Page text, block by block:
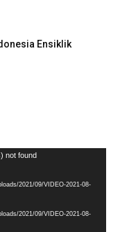
Ensiklik
not found
2021/09/VIDEO-2021-08-
2021/09/VIDEO-2021-08-